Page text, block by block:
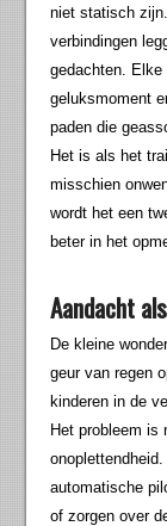
niet statisch
verbindingen
gedachten.
geluksmoment
paden die
Het is als het
misschien
wordt het een
beter in het
Aandacht
De kleine
geur van regen
kinderen in de
Het probleem is
automatische
of zorgen over